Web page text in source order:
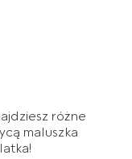
różne
maluszka